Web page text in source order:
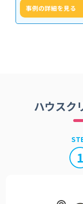
事例の詳細を見る
ハウスク
1